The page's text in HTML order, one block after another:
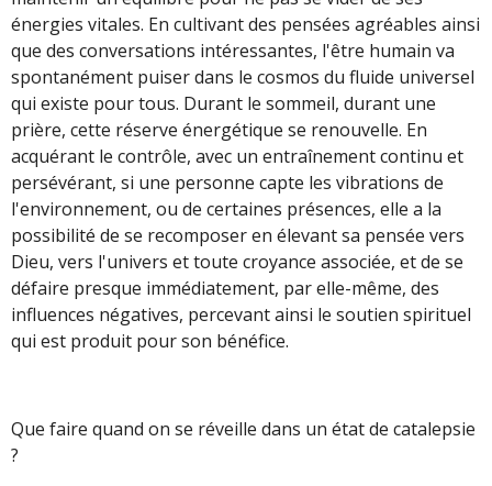
énergies vitales. En cultivant des pensées agréables ainsi
que des conversations intéressantes, l'être humain va
spontanément puiser dans le cosmos du fluide universel
qui existe pour tous. Durant le sommeil, durant une
prière, cette réserve énergétique se renouvelle. En
acquérant le contrôle, avec un entraînement continu et
persévérant, si une personne capte les vibrations de
l'environnement, ou de certaines présences, elle a la
possibilité de se recomposer en élevant sa pensée vers
Dieu, vers l'univers et toute croyance associée, et de se
défaire presque immédiatement, par elle-même, des
influences négatives, percevant ainsi le soutien spirituel
qui est produit pour son bénéfice.
Que faire quand on se réveille dans un état de catalepsie
?